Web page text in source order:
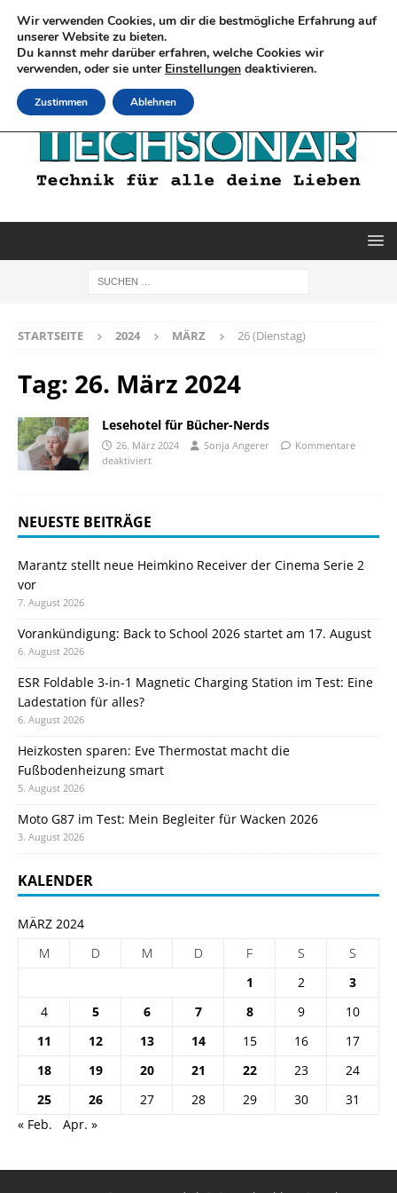
STARTSEITE 2024 MÄRZ 26 (Dienstag)
Tag: 26. März 2024
Lesehotel für Bücher-Nerds
26. März 2024 Sonja Angerer
Kommentare
deaktiviert
NEUESTE BEITRÄGE
Marantz stellt neue Heimkino Receiver der Cinema Serie 2
vor
7. August 2026
Vorankündigung: Back to School 2026 startet am 17. August
6. August 2026
ESR Foldable 3-in-1 Magnetic Charging Station im Test: Eine
Ladestation für alles?
6. August 2026
Heizkosten sparen: Eve Thermostat macht die
Fußbodenheizung smart
5. August 2026
Moto G87 im Test: Mein Begleiter für Wacken 2026
3. August 2026
KALENDER
MÄRZ 2024
M
D M D F S
S
1
2
3
4
5 6 7 8 9
10
11
12 13 14 15 16
17
18
19 20 21 22 23
24
25
26 27 28 29 30
31
« Feb.
Apr. »
Wir verwenden Cookies, um dir die bestmögliche Erfahrung auf
unserer Website zu bieten.
Du kannst mehr darüber erfahren, welche Cookies wir
verwenden, oder sie unter Einstellungen deaktivieren.
Zustimmen Ablehnen